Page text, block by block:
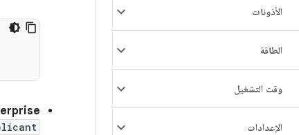
الأذونات
الطاقة
وقت التشغيل
الإعدادات